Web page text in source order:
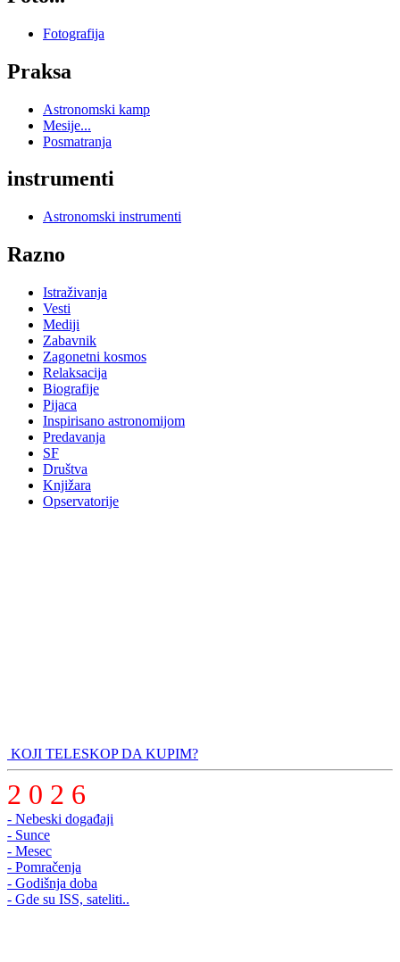
Fotografija
Praksa
Astronomski kamp
Mesije...
Posmatranja
instrumenti
Astronomski instrumenti
Razno
Istraživanja
Vesti
Mediji
Zabavnik
Zagonetni kosmos
Relaksacija
Biografije
Pijaca
Inspirisano astronomijom
Predavanja
SF
Društva
Knjižara
Opservatorije
KOJI TELESKOP DA KUPIM?
2 0 2 6
- Nebeski događaji
- Sunce
- Mesec
- Pomračenja
- Godišnja doba
- Gde su ISS, sateliti..